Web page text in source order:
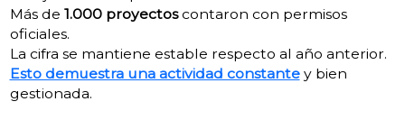
Más de 1.000 proyectoscontaron con permisos
oficiales.
La cifra se mantiene estable respecto al año anterior.
Esto demuestra una actividad constante y bien
gestionada.